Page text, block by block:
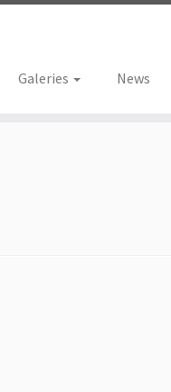
Galeries News